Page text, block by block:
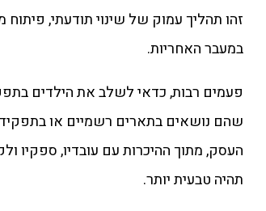
זהו תהליך עמוק של שינוי תודעתי, פיתוח
במעבר האחריות.
פעמים רבות, כדאי לשלב את הילדים
שהם נושאים בתארים רשמיים או
העסק, מתוך ההיכרות עם עובדיו, ספקיו
תהיה טבעית יותר.